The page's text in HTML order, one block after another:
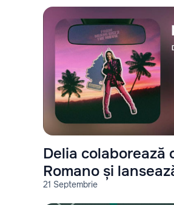
21 Septembrie
Delia colaborează
Romano și
"Miami"